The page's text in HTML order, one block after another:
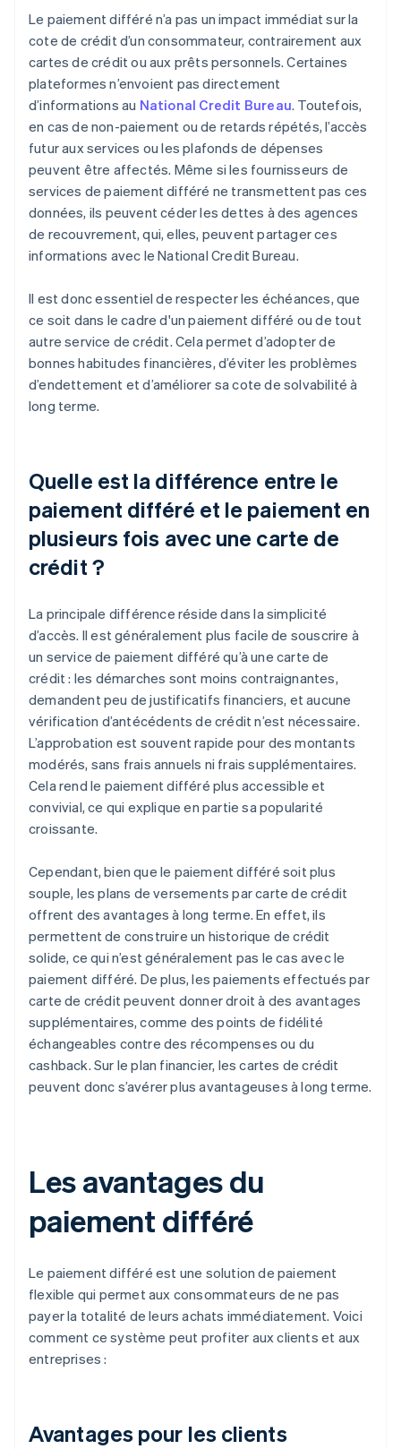
Le paiement différé n’a pas un impact immédiat sur la
cote de crédit d’un consommateur, contrairement aux
cartes de crédit ou aux prêts personnels. Certaines
plateformes n’envoient pas directement
d’informations au National Credit Bureau. Toutefois,
en cas de non-paiement ou de retards répétés, l’accès
futur aux services ou les plafonds de dépenses
peuvent être affectés. Même si les fournisseurs de
services de paiement différé ne transmettent pas ces
données, ils peuvent céder les dettes à des agences
de recouvrement, qui, elles, peuvent partager ces
informations avec le National Credit Bureau.
Il est donc essentiel de respecter les échéances, que
ce soit dans le cadre d'un paiement différé ou de tout
autre service de crédit. Cela permet d’adopter de
bonnes habitudes financières, d’éviter les problèmes
d’endettement et d’améliorer sa cote de solvabilité à
long terme.
Quelle est la différence entre le
paiement différé et le paiement en
plusieurs fois avec une carte de
crédit ?
La principale différence réside dans la simplicité
d’accès. Il est généralement plus facile de souscrire à
un service de paiement différé qu’à une carte de
crédit : les démarches sont moins contraignantes,
demandent peu de justificatifs financiers, et aucune
vérification d’antécédents de crédit n’est nécessaire.
L’approbation est souvent rapide pour des montants
modérés, sans frais annuels ni frais supplémentaires.
Cela rend le paiement différé plus accessible et
convivial, ce qui explique en partie sa popularité
croissante.
Cependant, bien que le paiement différé soit plus
souple, les plans de versements par carte de crédit
offrent des avantages à long terme. En effet, ils
permettent de construire un historique de crédit
solide, ce qui n’est généralement pas le cas avec le
paiement différé. De plus, les paiements effectués par
carte de crédit peuvent donner droit à des avantages
supplémentaires, comme des points de fidélité
échangeables contre des récompenses ou du
cashback. Sur le plan financier, les cartes de crédit
peuvent donc s’avérer plus avantageuses à long terme.
Les avantages du
paiement différé
Le paiement différé est une solution de paiement
flexible qui permet aux consommateurs de ne pas
payer la totalité de leurs achats immédiatement. Voici
comment ce système peut profiter aux clients et aux
entreprises :
Avantages pour les clients